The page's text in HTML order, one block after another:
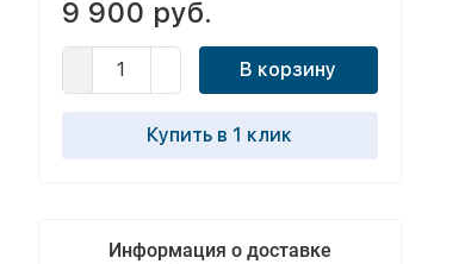
9 900 руб.
В корзину
Купить в 1 клик
Информация о доставке